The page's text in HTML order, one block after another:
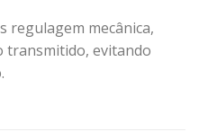
regulagem mecânica,
transmitido, evitando